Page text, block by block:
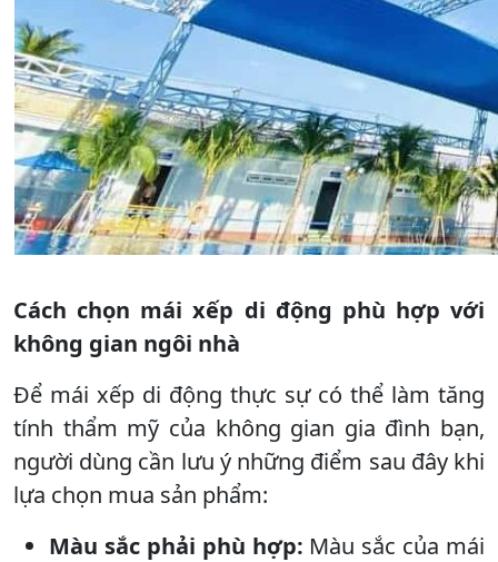
Cách chọn mái xếp di động phù hợp với
không gian ngôi nhà
Để mái xếp di động thực sự có thể làm tăng
tính thẩm mỹ của không gian gia đình bạn,
người dùng cần lưu ý những điểm sau đây khi
lựa chọn mua sản phẩm:
Màu sắc phải phù hợp: Màu sắc của mái